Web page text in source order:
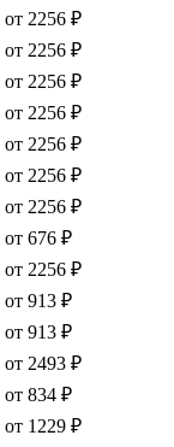
от 2256 ₽
от 2256 ₽
от 2256 ₽
от 2256 ₽
от 2256 ₽
от 2256 ₽
от 2256 ₽
от 676 ₽
от 2256 ₽
от 913 ₽
от 913 ₽
от 2493 ₽
от 834 ₽
от 1229 ₽